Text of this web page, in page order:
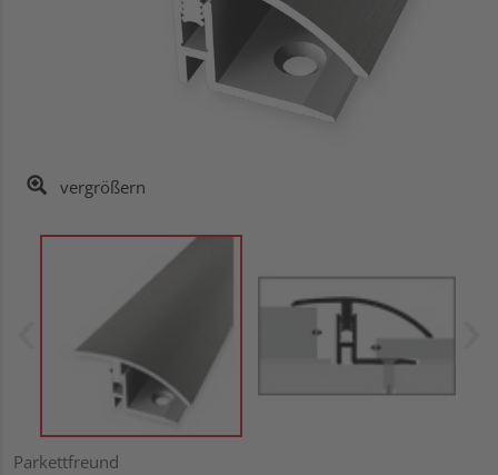
vergrößern
Parkettfreund